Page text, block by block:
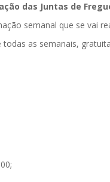
das Juntas de
semanal que se vai
as semanais,